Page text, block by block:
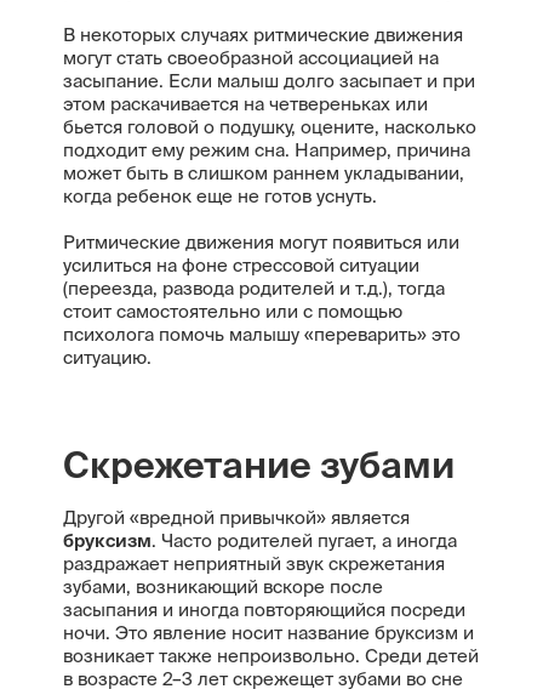
В некоторых случаях ритмические движения
могут стать своеобразной ассоциацией на
засыпание. Если малыш долго засыпает и при
этом раскачивается на четвереньках или
бьется головой о подушку, оцените, насколько
подходит ему режим сна. Например, причина
может быть в слишком раннем укладывании,
когда ребенок еще не готов уснуть.
Ритмические движения могут появиться или
усилиться на фоне стрессовой ситуации
(переезда, развода родителей и т.д.), тогда
стоит самостоятельно или с помощью
психолога помочь малышу «переварить» это
ситуацию.
Скрежетание зубами
Другой «вредной привычкой» является
бруксизм. Часто родителей пугает, а иногда
раздражает неприятный звук скрежетания
зубами, возникающий вскоре после
засыпания и иногда повторяющийся посреди
ночи. Это явление носит название бруксизм и
возникает также непроизвольно. Среди детей
в возрасте 2–3 лет скрежещет зубами во сне